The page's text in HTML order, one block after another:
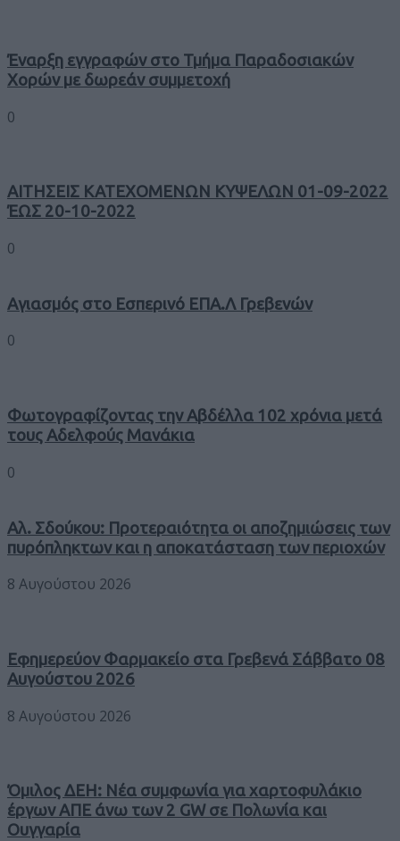
Έναρξη εγγραφών στο Τμήμα Παραδοσιακών
Χορών με δωρεάν συμμετοχή
0
ΑΙΤΗΣΕΙΣ ΚΑΤΕΧΟΜΕΝΩΝ ΚΥΨΕΛΩΝ 01-09-2022
ΈΩΣ 20-10-2022
0
Αγιασμός στο Εσπερινό ΕΠΑ.Λ Γρεβενών
0
Φωτογραφίζοντας την Αβδέλλα 102 χρόνια μετά
τους Αδελφούς Μανάκια
0
Αλ. Σδούκου: Προτεραιότητα οι αποζημιώσεις των
πυρόπληκτων και η αποκατάσταση των περιοχών
8 Αυγούστου 2026
Εφημερεύον Φαρμακείο στα Γρεβενά Σάββατο 08
Αυγούστου 2026
8 Αυγούστου 2026
Όμιλος ΔΕΗ: Νέα συμφωνία για χαρτοφυλάκιο
έργων ΑΠΕ άνω των 2 GW σε Πολωνία και
Ουγγαρία